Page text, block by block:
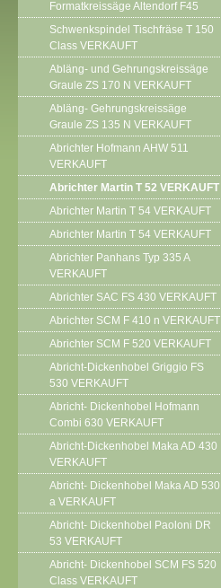
Formatkreissäge Altendorf F45
Schwenkspindel Tischfräse T 150
Class VERKAUFT
Abläng- und Gehrungskreissäge
Graule ZS 170 N VERKAUFT
Abläng- Gehrungskreissäge
Graule ZS 135 N VERKAUFT
Abrichter Hofmann AHW 511
VERKAUFT
Abrichter Martin T 52 VERKAUFT
Abrichter Martin T 54 VERKAUFT
Abrichter Martin T 54 VERKAUFT
Abrichter Panhans Typ 335 A
VERKAUFT
Abrichter SAC FS 430 VERKAUFT
Abrichter SCM F 410 n VERKAUFT
Abrichter SCM F 520 VERKAUFT
Abricht-Dickenhobel Griggio FS
530 VERKAUFT
Abricht- Dickenhobel Hofmann
Combi 630 VERKAUFT
Abricht-Dickenhobel Maka AD 430
VERKAUFT
Abricht- Dickenhobel Maka AD 530
a VERKAUFT
Abricht- Dickenhobel Paoloni DR
53 VERKAUFT
Abricht- Dickenhobel SCM FS 520
Class VERKAUFT